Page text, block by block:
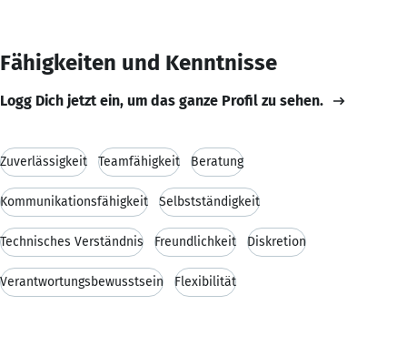
Fähigkeiten und Kenntnisse
Logg Dich jetzt ein, um das ganze Profil zu sehen.
Zuverlässigkeit Teamfähigkeit Beratung
Kommunikationsfähigkeit Selbstständigkeit
Technisches Verständnis Freundlichkeit Diskretion
Verantwortungsbewusstsein Flexibilität